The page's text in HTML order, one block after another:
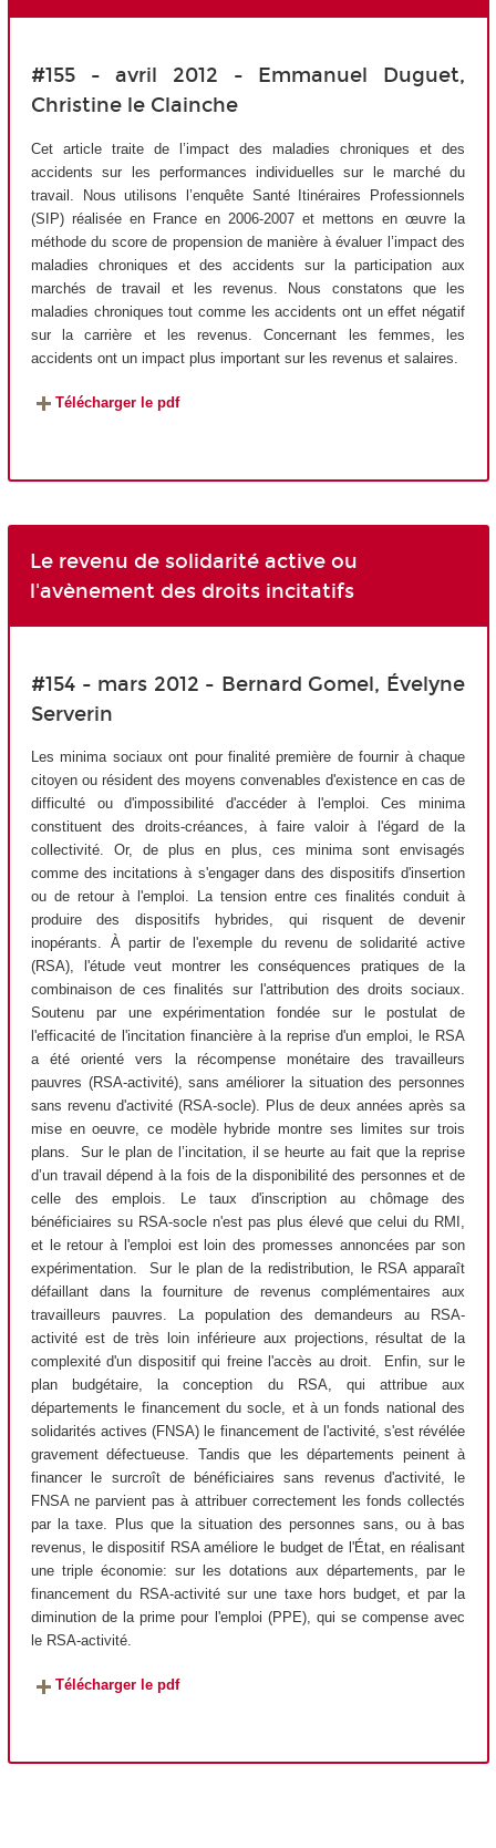
#155 - avril 2012 - Emmanuel Duguet,
Christine le Clainche
Cet article traite de l’impact des maladies chroniques et des
accidents sur les performances individuelles sur le marché du
travail. Nous utilisons l’enquête Santé Itinéraires Professionnels
(SIP) réalisée en France en 2006-2007 et mettons en œuvre la
méthode du score de propension de manière à évaluer l’impact des
maladies chroniques et des accidents sur la participation aux
marchés de travail et les revenus. Nous constatons que les
maladies chroniques tout comme les accidents ont un effet négatif
sur la carrière et les revenus. Concernant les femmes, les
accidents ont un impact plus important sur les revenus et salaires.
Télécharger le pdf
Le revenu de solidarité active ou
l'avènement des droits incitatifs
#154 - mars 2012 - Bernard Gomel, Évelyne
Serverin
Les minima sociaux ont pour finalité première de fournir à chaque
citoyen ou résident des moyens convenables d'existence en cas de
difficulté ou d'impossibilité d'accéder à l'emploi. Ces minima
constituent des droits-créances, à faire valoir à l'égard de la
collectivité. Or, de plus en plus, ces minima sont envisagés
comme des incitations à s'engager dans des dispositifs d'insertion
ou de retour à l'emploi. La tension entre ces finalités conduit à
produire des dispositifs hybrides, qui risquent de devenir
inopérants. À partir de l'exemple du revenu de solidarité active
(RSA), l'étude veut montrer les conséquences pratiques de la
combinaison de ces finalités sur l'attribution des droits sociaux.
Soutenu par une expérimentation fondée sur le postulat de
l'efficacité de l'incitation financière à la reprise d'un emploi, le RSA
a été orienté vers la récompense monétaire des travailleurs
pauvres (RSA-activité), sans améliorer la situation des personnes
sans revenu d'activité (RSA-socle). Plus de deux années après sa
mise en oeuvre, ce modèle hybride montre ses limites sur trois
plans. Sur le plan de l’incitation, il se heurte au fait que la reprise
d’un travail dépend à la fois de la disponibilité des personnes et de
celle des emplois. Le taux d'inscription au chômage des
bénéficiaires su RSA-socle n'est pas plus élevé que celui du RMI,
et le retour à l'emploi est loin des promesses annoncées par son
expérimentation. Sur le plan de la redistribution, le RSA apparaît
défaillant dans la fourniture de revenus complémentaires aux
travailleurs pauvres. La population des demandeurs au RSA-
activité est de très loin inférieure aux projections, résultat de la
complexité d'un dispositif qui freine l'accès au droit. Enfin, sur le
plan budgétaire, la conception du RSA, qui attribue aux
départements le financement du socle, et à un fonds national des
solidarités actives (FNSA) le financement de l'activité, s'est révélée
gravement défectueuse. Tandis que les départements peinent à
financer le surcroît de bénéficiaires sans revenus d'activité, le
FNSA ne parvient pas à attribuer correctement les fonds collectés
par la taxe. Plus que la situation des personnes sans, ou à bas
revenus, le dispositif RSA améliore le budget de l'État, en réalisant
une triple économie: sur les dotations aux départements, par le
financement du RSA-activité sur une taxe hors budget, et par la
diminution de la prime pour l'emploi (PPE), qui se compense avec
le RSA-activité.
Télécharger le pdf